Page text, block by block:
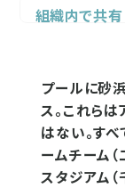
組織内で共有
プールに砂
ス。これら
はない。す
ームチーム
スタジアム